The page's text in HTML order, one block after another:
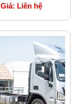
Giá: Liên hệ